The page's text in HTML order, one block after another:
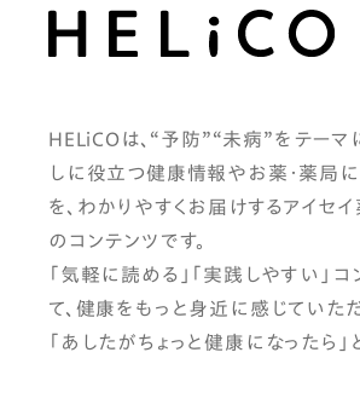
HELiCOは、“予防”“未病”をテーマ
しに役立つ健康情報やお薬・薬局
を、わかりやすくお届けするアイセ
のコンテンツです。
「気軽に読める」「実践しやすい」
て、健康をもっと身近に感じていた
「あしたがちょっと健康になったら」